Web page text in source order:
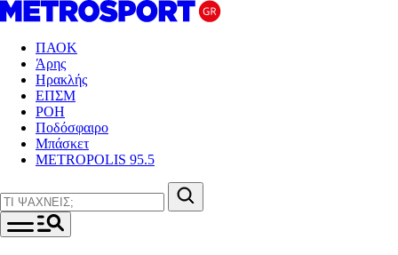
ΠΑΟΚ
Άρης
Ηρακλής
ΕΠΣΜ
ΡΟΗ
Ποδόσφαιρο
Μπάσκετ
METROPOLIS 95.5